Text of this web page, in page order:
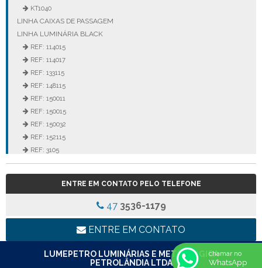
KT1040
LINHA CAIXAS DE PASSAGEM
LINHA LUMINÁRIA BLACK
REF: 114015
REF: 114017
REF: 133115
REF: 148115
REF: 150011
REF: 150015
REF: 150032
REF: 152115
REF: 3105
REF: 3106
REF: 5105
LINHA LUMINÁRIA COMERCIAL DE EMBUTIR
REF: 102005
REF: 103005
ENTRE EM CONTATO PELO TELEFONE
47 3536-1179
ENTRE EM CONTATO
LUMEPETRO LUMINÁRIAS E METALÚRGICA
PETROLÂNDIA LTDA
chamar no
WhatsApp